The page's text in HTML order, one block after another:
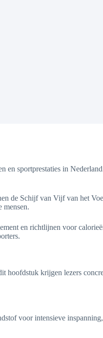
sportprestaties in
de Schijf van Vijf van het
mensen.
en richtlijnen voor
hoofdstuk krijgen lezers
voor intensieve